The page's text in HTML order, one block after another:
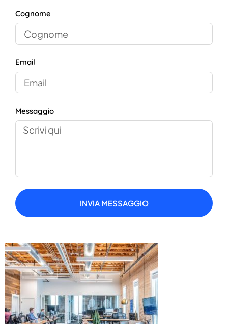
Cognome
Email
Messaggio
INVIA MESSAGGIO